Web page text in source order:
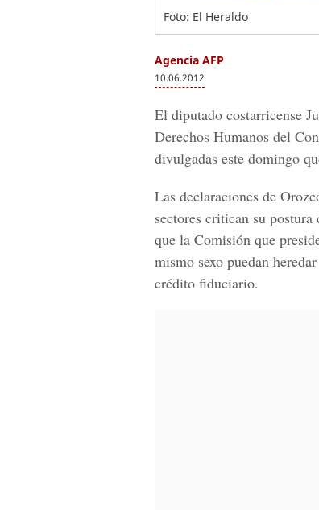
Foto: El Heraldo
Agencia AFP
10.06.2012
El diputado costarricense
Derechos Humanos del
divulgadas este domingo
Las declaraciones de
sectores critican su
que la Comisión que
mismo sexo puedan
crédito fiduciario.